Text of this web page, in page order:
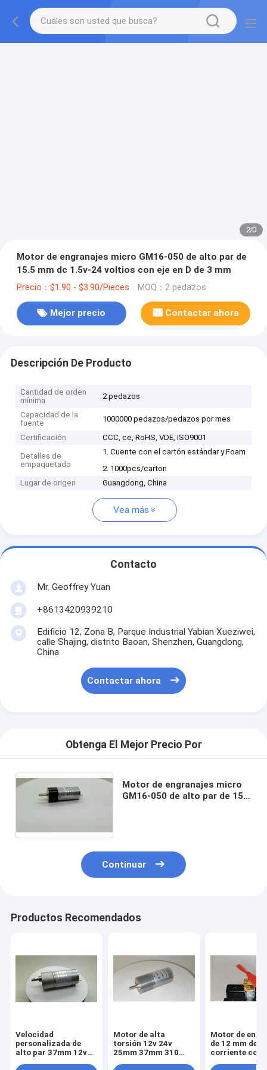
2/0
Motor de engranajes micro GM16-050 de alto par de
15.5 mm dc 1.5v-24 voltios con eje en D de 3 mm
Precio：$1.90 - $3.90/Pieces MOQ：2 pedazos
Mejor precio Contactar ahora
Descripción De Producto
Cantidad de orden
mínima
2 pedazos
Capacidad de la
fuente
1000000 pedazos/pedazos por mes
Certificación CCC, ce, RoHS, VDE, ISO9001
Detalles de
empaquetado
1. Cuente con el cartón estándar y Foam
2. 1000pcs/carton
Lugar de origen
Guangdong, China
Vea más
Contacto
Mr. Geoffrey Yuan
+8613420939210
Edificio 12, Zona B, Parque Industrial Yabian Xueziwei,
calle Shajing, distrito Baoan, Shenzhen, Guangdong,
China
Contactar ahora
Obtenga El Mejor Precio Por
Motor de engranajes micro
GM16-050 de alto par de 15.5
Continuar
Productos Recomendados
Velocidad
personalizada de
alto par 37mm 12v
Motor de alta
torsión 12v 24v
25mm 37mm 310
Motor de
de 12 mm de
corriente